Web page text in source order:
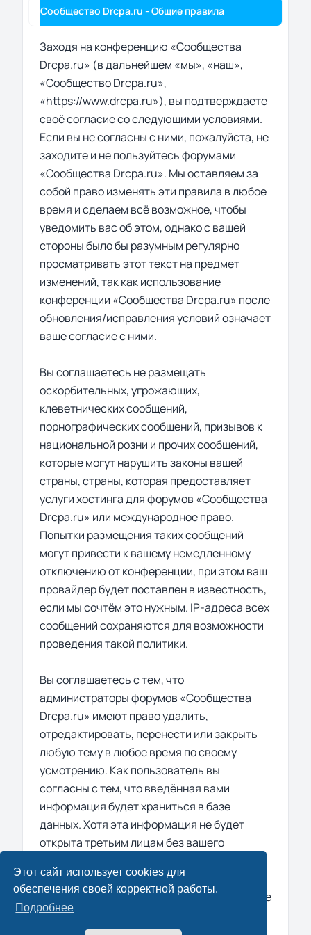
Этот сайт использует cookies для
обеспечения своей корректной работы.
Подробнее
Сообщество Drcpa.ru - Общие правила
Заходя на конференцию «Сообщества
Drcpa.ru» (в дальнейшем «мы», «наш»,
«Сообщество Drcpa.ru»,
«https://www.drcpa.ru»), вы подтверждаете
своё согласие со следующими условиями.
Если вы не согласны с ними, пожалуйста, не
заходите и не пользуйтесь форумами
«Сообщества Drcpa.ru». Мы оставляем за
собой право изменять эти правила в любое
время и сделаем всё возможное, чтобы
уведомить вас об этом, однако с вашей
стороны было бы разумным регулярно
просматривать этот текст на предмет
изменений, так как использование
конференции «Сообщества Drcpa.ru» после
обновления/исправления условий означает
ваше согласие с ними.
Вы соглашаетесь не размещать
оскорбительных, угрожающих,
клеветнических сообщений,
порнографических сообщений, призывов к
национальной розни и прочих сообщений,
которые могут нарушить законы вашей
страны, страны, которая предоставляет
услуги хостинга для форумов «Сообщества
Drcpa.ru» или международное право.
Попытки размещения таких сообщений
могут привести к вашему немедленному
отключению от конференции, при этом ваш
провайдер будет поставлен в известность,
если мы сочтём это нужным. IP-адреса всех
сообщений сохраняются для возможности
проведения такой политики.
Вы соглашаетесь с тем, что
администраторы форумов «Сообщества
Drcpa.ru» имеют право удалить,
отредактировать, перенести или закрыть
любую тему в любое время по своему
усмотрению. Как пользователь вы
согласны с тем, что введённая вами
информация будет храниться в базе
данных. Хотя эта информация не будет
открыта третьим лицам без вашего
«Сообщества Drcpa.ru» не может быть
ответственна за действия хакеров, которые
могут привести к несанкционированному